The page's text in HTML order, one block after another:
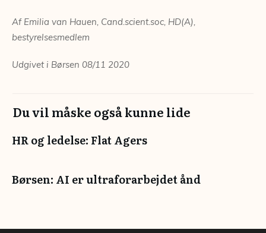
Af Emilia van Hauen, Cand.scient.soc, HD(A),
bestyrelsesmedlem
Udgivet i Børsen 08/11 2020
Du vil måske også kunne lide
HR og ledelse: Flat Agers
Børsen: AI er ultraforarbejdet ånd